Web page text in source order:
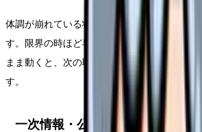
体調が崩れている状態で退職届だけを急ぐこ
す。限界の時ほど早く終わらせたくなります
まま動くと、次の職場選びで同じ条件を選ん
す。
一次情報・公的情報